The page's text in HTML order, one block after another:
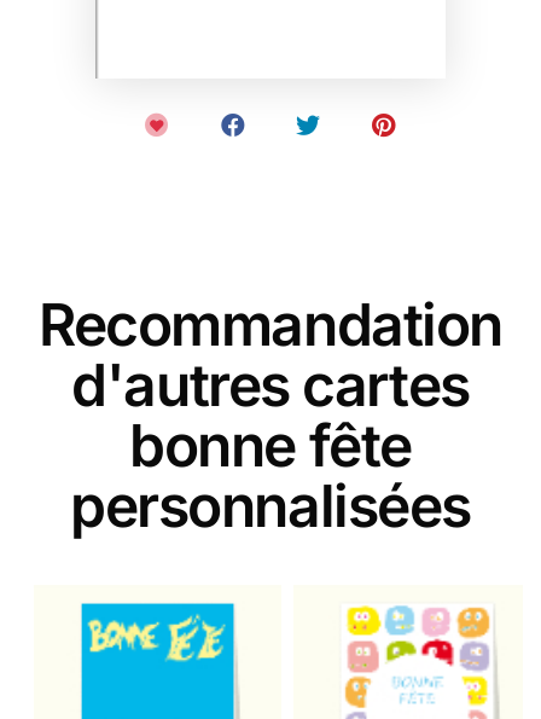
Recommandation
d'autres cartes
bonne fête
personnalisées